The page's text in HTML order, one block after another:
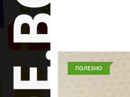
ПОЛЕЗНО